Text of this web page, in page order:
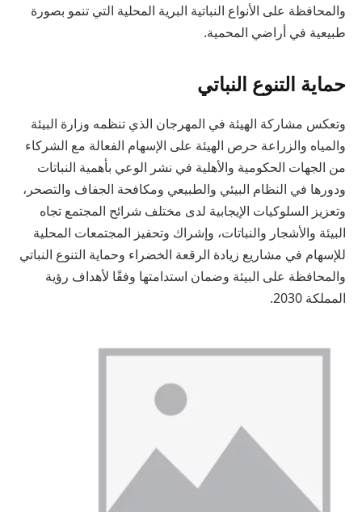
والمحافظة على الأنواع النباتية البرية المحلية التي تنمو بصورة
طبيعية في أراضي المحمية.
حماية التنوع النباتي
وتعكس مشاركة الهيئة في المهرجان الذي تنظمه وزارة البيئة
والمياه والزراعة حرص الهيئة على الإسهام الفعالة مع الشركاء
من الجهات الحكومية والأهلية في نشر الوعي بأهمية النباتات
ودورها في النظام البيئي والطبيعي ومكافحة الجفاف والتصحر،
وتعزيز السلوكيات الإيجابية لدى مختلف شرائح المجتمع تجاه
البيئة والأشجار والنباتات، وإشراك وتحفيز المجتمعات المحلية
للإسهام في مشاريع زيادة الرقعة الخضراء وحماية التنوع النباتي
والمحافظة على البيئة وضمان استدامتها وفقًا لأهداف رؤية
المملكة 2030.